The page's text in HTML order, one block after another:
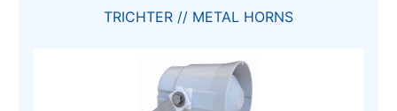
TRICHTER // METAL HORNS